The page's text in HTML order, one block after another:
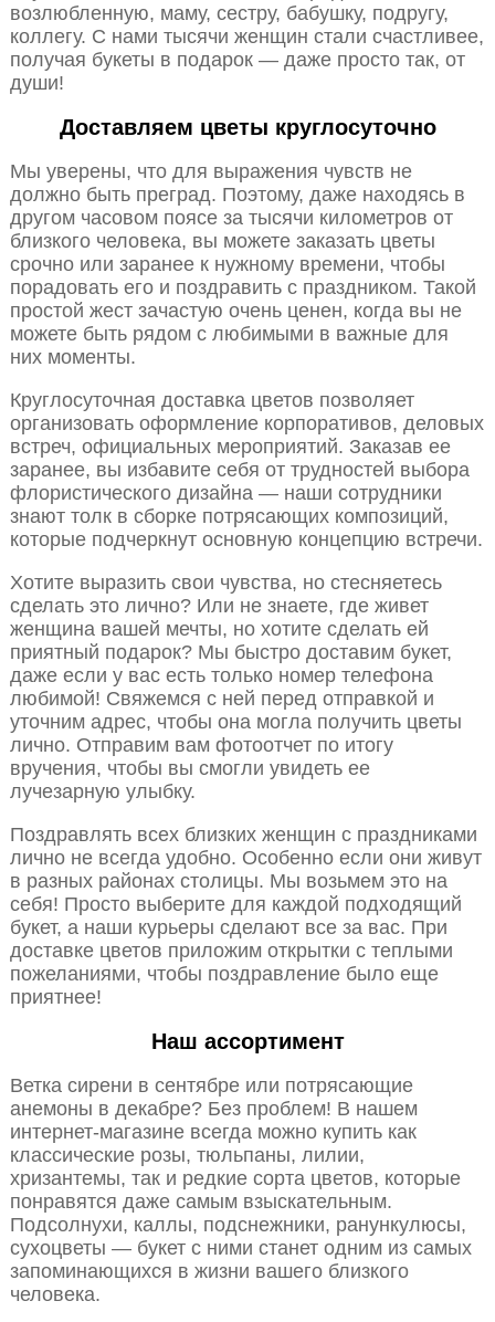
возлюбленную, маму, сестру, бабушку, подругу,
коллегу. С нами тысячи женщин стали счастливее,
получая букеты в подарок — даже просто так, от
души!
Доставляем цветы круглосуточно
Мы уверены, что для выражения чувств не
должно быть преград. Поэтому, даже находясь в
другом часовом поясе за тысячи километров от
близкого человека, вы можете заказать цветы
срочно или заранее к нужному времени, чтобы
порадовать его и поздравить с праздником. Такой
простой жест зачастую очень ценен, когда вы не
можете быть рядом с любимыми в важные для
них моменты.
Круглосуточная доставка цветов позволяет
организовать оформление корпоративов, деловых
встреч, официальных мероприятий. Заказав ее
заранее, вы избавите себя от трудностей выбора
флористического дизайна — наши сотрудники
знают толк в сборке потрясающих композиций,
которые подчеркнут основную концепцию встречи.
Хотите выразить свои чувства, но стесняетесь
сделать это лично? Или не знаете, где живет
женщина вашей мечты, но хотите сделать ей
приятный подарок? Мы быстро доставим букет,
даже если у вас есть только номер телефона
любимой! Свяжемся с ней перед отправкой и
уточним адрес, чтобы она могла получить цветы
лично. Отправим вам фотоотчет по итогу
вручения, чтобы вы смогли увидеть ее
лучезарную улыбку.
Поздравлять всех близких женщин с праздниками
лично не всегда удобно. Особенно если они живут
в разных районах столицы. Мы возьмем это на
себя! Просто выберите для каждой подходящий
букет, а наши курьеры сделают все за вас. При
доставке цветов приложим открытки с теплыми
пожеланиями, чтобы поздравление было еще
приятнее!
Наш ассортимент
Ветка сирени в сентябре или потрясающие
анемоны в декабре? Без проблем! В нашем
интернет-магазине всегда можно купить как
классические розы, тюльпаны, лилии,
хризантемы, так и редкие сорта цветов, которые
понравятся даже самым взыскательным.
Подсолнухи, каллы, подснежники, ранункулюсы,
сухоцветы — букет с ними станет одним из самых
запоминающихся в жизни вашего близкого
человека.